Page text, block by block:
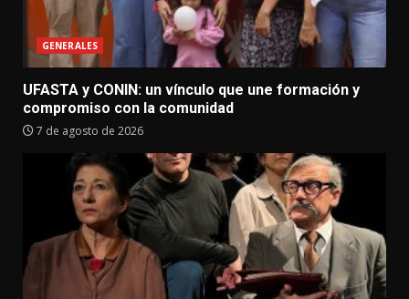
GENERALES
UFASTA y CONIN: un vínculo que une formación y
compromiso con la comunidad
7 de agosto de 2026